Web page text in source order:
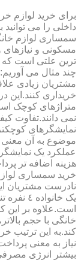
برای خرید لوازم
سمساری لوازم
مسکونی و
ترین علتی است که
چند مثال می آوریم:
مشتریان زیادی
خریداری کنند.این
متراژهای کوچک
نمی دانند.تفاوت
نمایشگرهای
موضوع به آن
عملکرد یک
هزینه اضافه تر
خرید سمساری
یک
است.علاوه بر این
خانگی با حجم
کند.به این ترتیب
نیاز به معنی
بیشتر انرژی